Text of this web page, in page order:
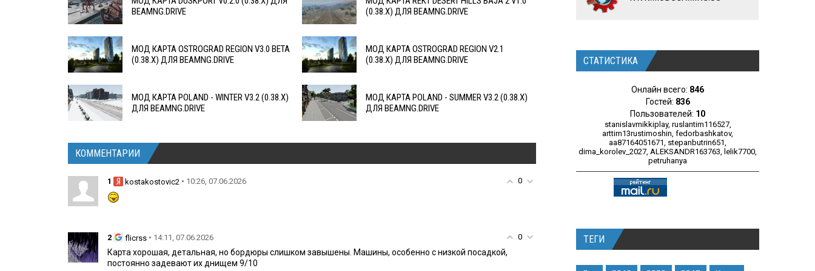
BEAMNG.DRIVE
(0.38.X) ДЛЯ BEAMNG.DRIVE
МОД КАРТА OSTROGRAD REGION V3.0 BETA
(0.38.X) ДЛЯ BEAMNG.DRIVE
МОД КАРТА OSTROGRAD REGION V2.1
(0.38.X) ДЛЯ BEAMNG.DRIVE
МОД КАРТА POLAND - WINTER V3.2 (0.38.X)
ДЛЯ BEAMNG.DRIVE
МОД КАРТА POLAND - SUMMER V3.2 (0.38.X)
ДЛЯ BEAMNG.DRIVE
КОММЕНТАРИИ
0
1 kostakostovic2 • 10:26, 07.06.2026
0
2 flicrss • 14:11, 07.06.2026
Карта хорошая, детальная, но бордюры слишком завышены. Машины, особенно с низкой посадкой,
постоянно задевают их днищем 9/10
СТАТИСТИКА
Онлайн всего: 846
Гостей: 836
Пользователей: 10
stanislavmikkiplay, ruslantim116527,
arttim13rustimoshin,fedorbashkatov,
aa87164051671, stepanbutrin651,
dima_korolev_2027,ALEKSANDR163763, lelik7700,
petruhanya
ТЕГИ